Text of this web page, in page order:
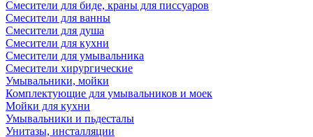
Смесители для биде, краны для писсуаров
Смесители для ванны
Смесители для душа
Смесители для кухни
Смесители для умывальника
Смесители хирургические
Умывальники, мойки
Комплектующие для умывальников и моек
Мойки для кухни
Умывальники и пьдесталы
Унитазы, инсталляции